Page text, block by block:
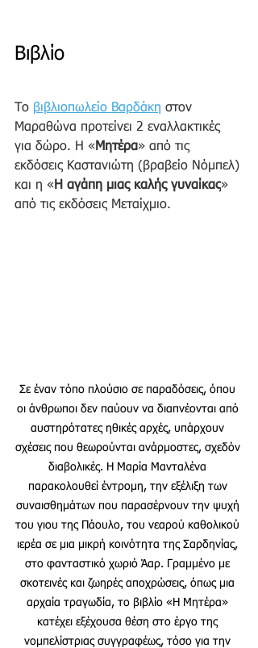
Βιβλίο
Το βιβλιοπωλείο Βαρδάκη στον
Μαραθώνα προτείνει 2 εναλλακτικές
για δώρο. Η «Μητέρα» από τις
εκδόσεις Καστανιώτη (βραβείο Νόμπελ)
και η «Η αγάπη μιας καλής γυναίκας»
από τις εκδόσεις Μεταίχμιο.
Σε έναν τόπο πλούσιο σε παραδόσεις, όπου
οι άνθρωποι δεν παύουν να διαπνέονται από
αυστηρότατες ηθικές αρχές, υπάρχουν
σχέσεις που θεωρούνται ανάρμοστες, σχεδόν
διαβολικές. Η Μαρία Μανταλένα
παρακολουθεί έντρομη, την εξέλιξη των
συναισθημάτων που παρασέρνουν την ψυχή
του γιου της Πάουλο, του νεαρού καθολικού
ιερέα σε μια μικρή κοινότητα της Σαρδηνίας,
στο φανταστικό χωριό Άαρ. Γραμμένο με
σκοτεινές και ζωηρές αποχρώσεις, όπως μια
αρχαία τραγωδία, το βιβλίο «Η Μητέρα»
κατέχει εξέχουσα θέση στο έργο της
νομπελίστριας συγγραφέως, τόσο για την